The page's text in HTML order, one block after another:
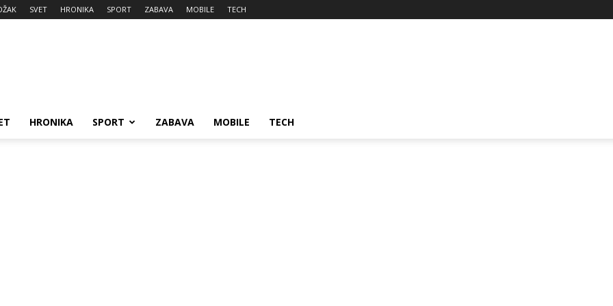
SVET HRONIKA SPORT ZABAVA MOBILE TECH
HRONIKA SPORT ZABAVA MOBILE TECH